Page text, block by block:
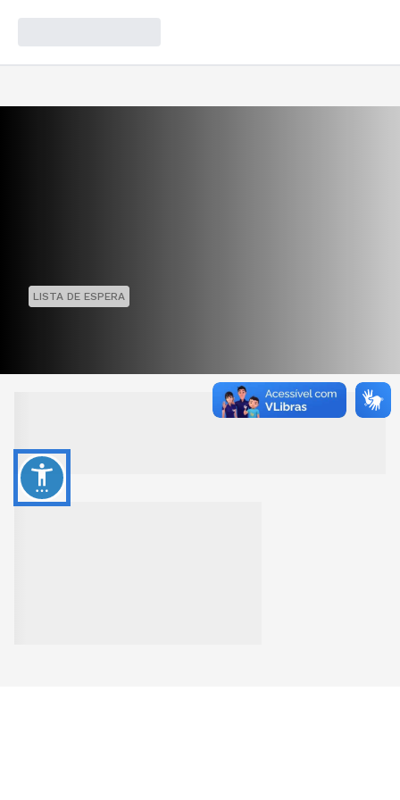
LISTA DE ESPERA